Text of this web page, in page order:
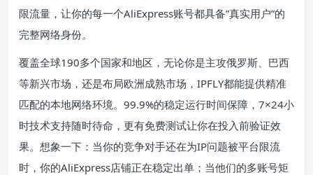
限流量，让你的每一个AliExpress账号都具备”真实用户”的
完整网络身份。
覆盖全球190多个国家和地区，无论你是主攻俄罗斯、巴西
等新兴市场，还是布局欧洲成熟市场，IPFLY都能提供精准
匹配的本地网络环境。99.9%的稳定运行时间保障，7×24小
时技术支持随时待命，更有免费测试让你在投入前验证效
果。想象一下：当你的竞争对手还在为IP问题被平台限流
时，你的AliExpress店铺正在稳定出单；当他们的多账号矩